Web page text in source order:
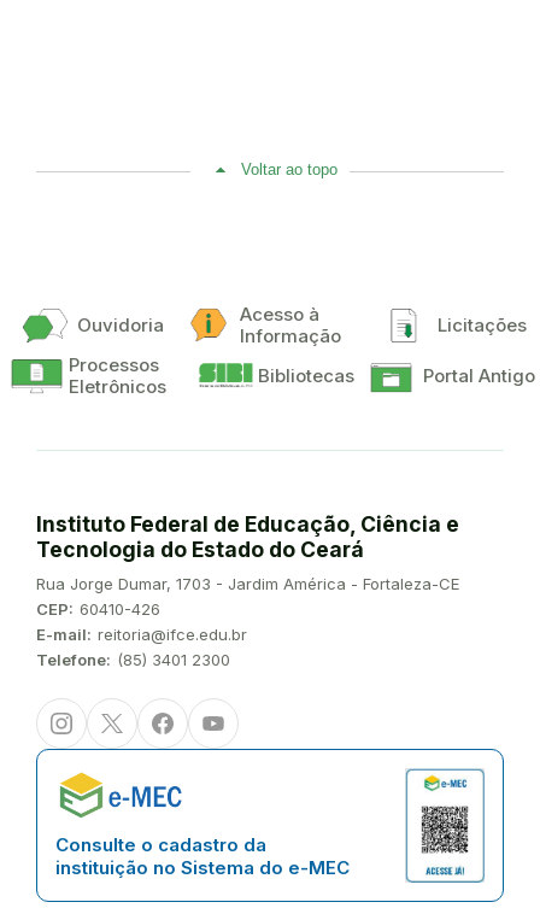
Voltar ao topo
Ouvidoria
Acesso à
Informação
Licitações
Processos
Eletrônicos
Bibliotecas Portal Antigo
Instituto Federal de Educação, Ciência e
Tecnologia do Estado do Ceará
Endereço:
Rua Jorge Dumar, 1703 - Jardim América - Fortaleza-CE
CEP: 60410-426
E-mail: reitoria@ifce.edu.br
Telefone: (85) 3401 2300
InstagramTwitter/XFacebookYoutube
Consulte o cadastro da
instituição no Sistema do e-MEC